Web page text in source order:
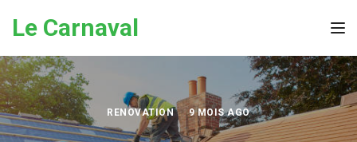
Le Carnaval
RENOVATION 9 MOIS AGO